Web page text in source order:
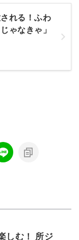
れる！ふわ
ゃなきゃ」
しむ！ 所ジ